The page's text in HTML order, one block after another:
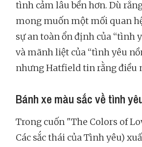
tình cảm lâu bền hơn. Dù
mong muốn một mối quan
sự an toàn ổn định của “tình
và mãnh liệt của “tình yêu
nhưng Hatfield tin rằng điều
Bánh xe màu sắc về tình
Trong cuốn "The Colors of
Các sắc thái của Tình yêu)